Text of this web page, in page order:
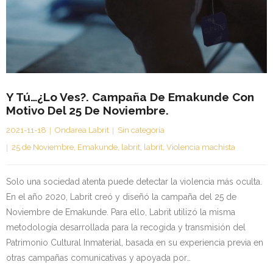
Kontaktua | Contacto
Y Tú…¿lo Ves?. Campaña De Emakunde Con
Motivo Del 25 De Noviembre.
2021-11-18 Ondarea Labrit
Sin categoría
25 de Noviembre, Emakunde, labrit, labrit, Violencia machista
Solo una sociedad atenta puede detectar la violencia más oculta.
En el año 2020, Labrit creó y diseñó la campaña del 25 de
Noviembre de Emakunde. Para ello, Labrit utilizó la misma
metodología desarrollada para la recogida y transmisión del
Patrimonio Cultural Inmaterial, basada en su experiencia previa en
otras campañas comunicativas y apoyada por…